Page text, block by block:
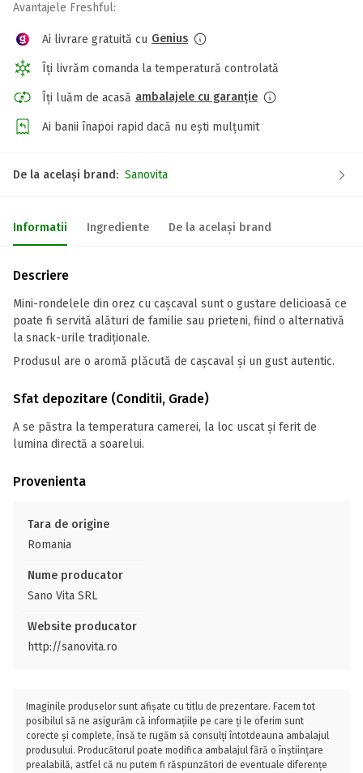
Avantajele Freshful:
Ai livrare gratuită cu Genius
Îți livrăm comanda la temperatură controlată
Îți luăm de acasă ambalajele cu garanție
Ai banii înapoi rapid dacă nu ești mulțumit
De la același brand: Sanovita
Informatii Ingrediente De la același brand
Descriere
Mini-rondelele din orez cu cașcaval sunt o gustare delicioasă ce
poate fi servită alături de familie sau prieteni, fiind o alternativă
la snack-urile tradiționale.
Produsul are o aromă plăcută de cașcaval și un gust autentic.
Sfat depozitare (Conditii, Grade)
A se păstra la temperatura camerei, la loc uscat și ferit de
lumina directă a soarelui.
Provenienta
Tara de origine
Romania
Nume producator
Sano Vita SRL
Website producator
http://sanovita.ro
Imaginile produselor sunt afișate cu titlu de prezentare. Facem tot
posibilul să ne asigurăm că informațiile pe care ți le oferim sunt
corecte și complete, însă te rugăm să consulți întotdeauna ambalajul
produsului. Producătorul poate modifica ambalajul fără o înștiințare
prealabilă, astfel că nu putem fi răspunzători de eventuale diferențe